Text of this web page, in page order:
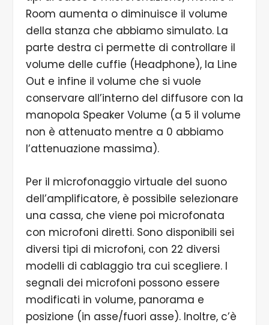
Room aumenta o diminuisce il volume
della stanza che abbiamo simulato. La
parte destra ci permette di controllare il
volume delle cuffie (Headphone), la Line
Out e infine il volume che si vuole
conservare all’interno del diffusore con la
manopola Speaker Volume (a 5 il volume
non è attenuato mentre a 0 abbiamo
l’attenuazione massima).
Per il microfonaggio virtuale del suono
dell’amplificatore, è possibile selezionare
una cassa, che viene poi microfonata
con microfoni diretti. Sono disponibili sei
diversi tipi di microfoni, con 22 diversi
modelli di cablaggio tra cui scegliere. I
segnali dei microfoni possono essere
modificati in volume, panorama e
posizione (in asse/fuori asse). Inoltre, c’è